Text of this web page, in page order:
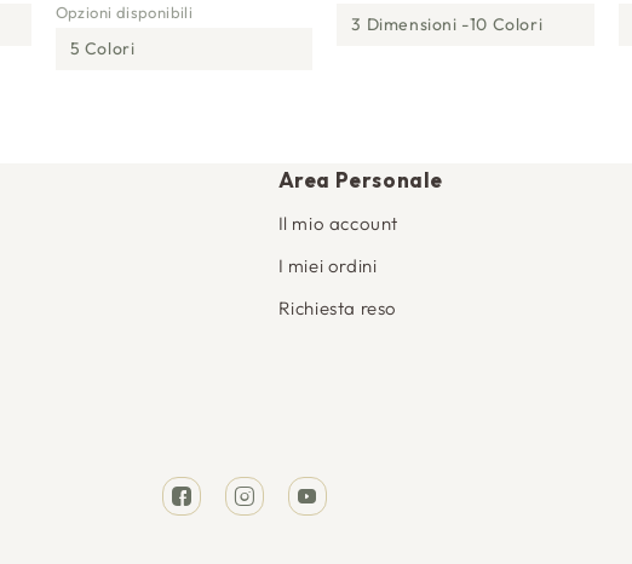
Opzioni disponibili
5 Colori
3 Dimensioni 10 Colori
Area Personale
Il mio account
I miei ordini
Richiesta reso
FacebookInstagramYouTube